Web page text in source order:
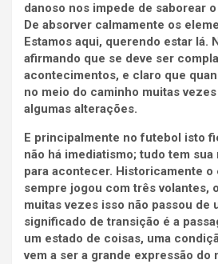
danoso nos impede de saborear
De absorver calmamente os
Estamos aqui, querendo estar lá.
afirmando que se deve ser
acontecimentos, e claro que
no meio do caminho muitas
algumas alterações.
E principalmente no futebol isto
não há imediatismo; tudo tem sua
para acontecer. Historicamente
sempre jogou com três volantes,
muitas vezes isso não passou de
significado de transição é a
um estado de coisas, uma
vem a ser a grande expressão do